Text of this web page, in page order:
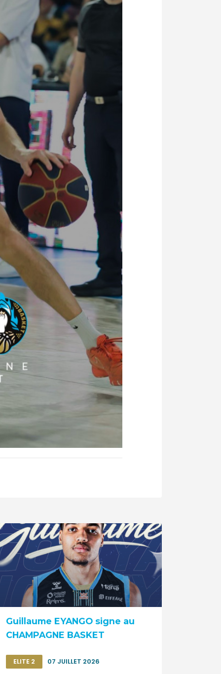
Guillaume EYANGO signe au
CHAMPAGNE BASKET
ELITE 2 07 JUILLET 2026